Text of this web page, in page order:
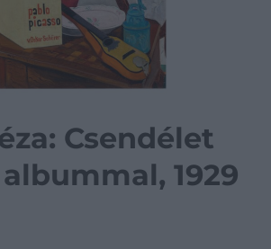
Csendélet
1929